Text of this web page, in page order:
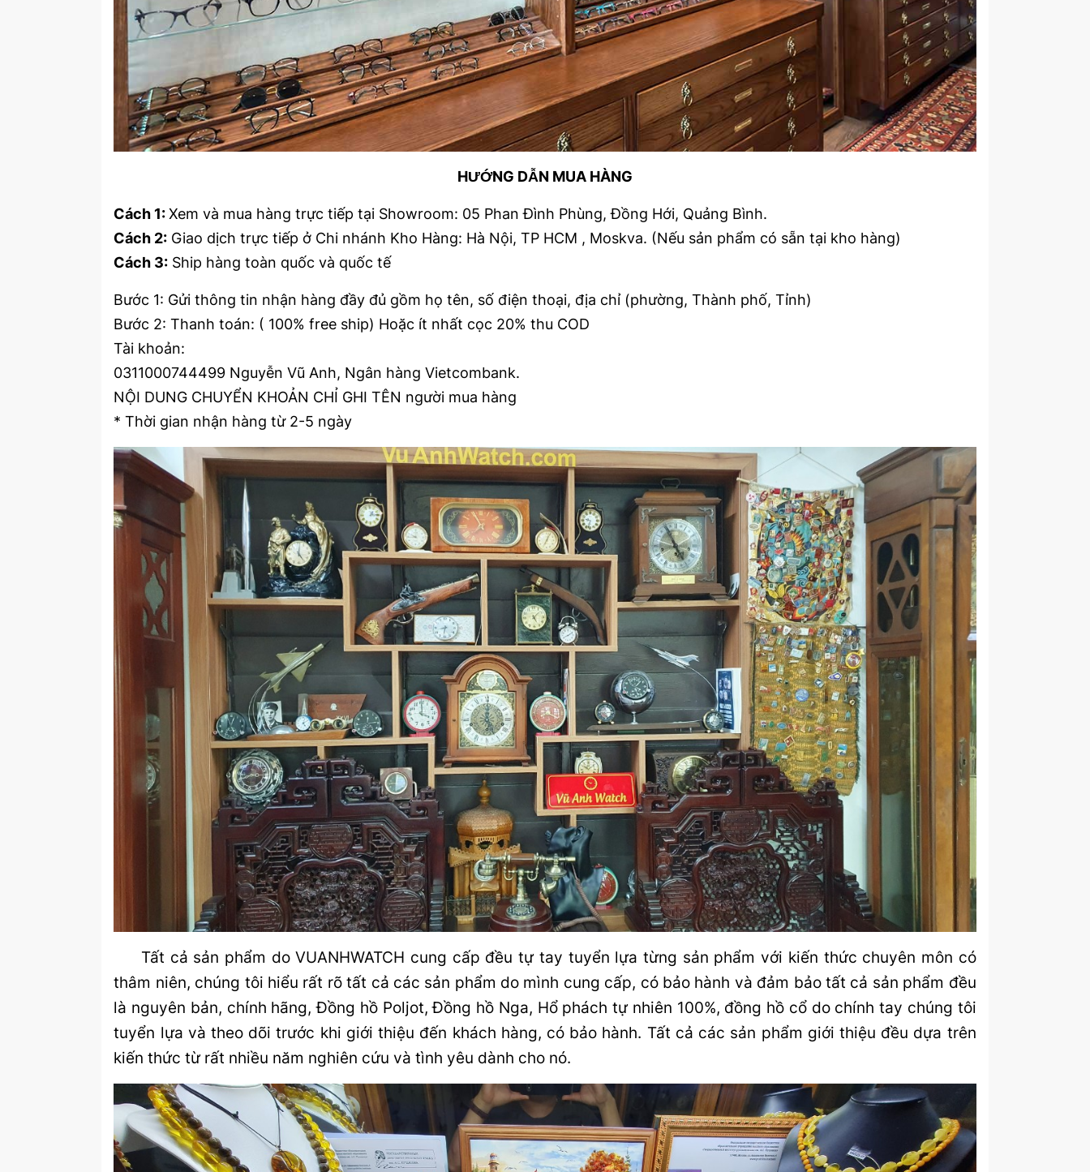
HƯỚNG DẪN MUA HÀNG
Cách 1:Xem và mua hàng trực tiếp tại Showroom: 05 Phan Đình Phùng, Đồng Hới, Quảng Bình.
Cách 2: Giao dịch trực tiếp ở Chi nhánh Kho Hàng: Hà Nội, TP HCM , Moskva. (Nếu sản phẩm có sẵn tại kho hàng)
Cách 3: Ship hàng toàn quốc và quốc tế
Bước 1: Gửi thông tin nhận hàng đầy đủ gồm họ tên, số điện thoại, địa chỉ (phường, Thành phố, Tỉnh)
Bước 2: Thanh toán: ( 100% free ship) Hoặc ít nhất cọc 20% thu COD
Tài khoản:
0311000744499 Nguyễn Vũ Anh, Ngân hàng Vietcombank.
NỘI DUNG CHUYỂN KHOẢN CHỈ GHI TÊN người mua hàng
* Thời gian nhận hàng từ 2-5 ngày
Tất cả sản phẩm do VUANHWATCH cung cấp đều tự tay tuyển lựa từng sản phẩm với kiến thức chuyên môn có
thâm niên, chúng tôi hiểu rất rõ tất cả các sản phẩm do mình cung cấp, có bảo hành và đảm bảo tất cả sản phẩm đều
là nguyên bản, chính hãng, Đồng hồ Poljot, Đồng hồ Nga, Hổ phách tự nhiên 100%, đồng hồ cổ do chính tay chúng tôi
tuyển lựa và theo dõi trước khi giới thiệu đến khách hàng, có bảo hành. Tất cả các sản phẩm giới thiệu đều dựa trên
kiến thức từ rất nhiều năm nghiên cứu và tình yêu dành cho nó.